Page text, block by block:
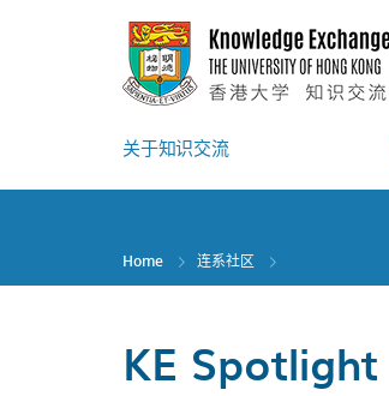
关于知识交流
Home 连系社区
KE Spotlight